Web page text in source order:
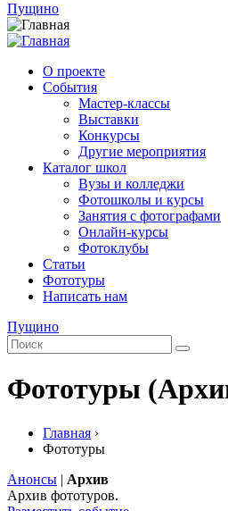
Пущино
О проекте
События
Мастер-классы
Выставки
Конкурсы
Другие мероприятия
Каталог школ
Вузы и колледжи
Фотошколы и курсы
Занятия с фотографами
Онлайн-курсы
Фотоклубы
Статьи
Фототуры
Написать нам
Пущино
Фототуры
Главная ›
Фототуры
Анонсы | Архив
Архив фототуров.